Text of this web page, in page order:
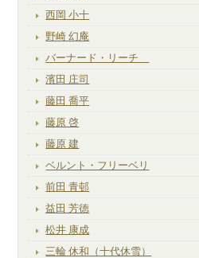
西岡 小十
野崎 幻庵
バーナード・リーチ
濱田 庄司
藤田 喬平
藤原 啓
藤原 建
ベルント・フリーベリ
前田 青邨
益田 芳徳
松井 康成
三輪 休和（十代休雪）